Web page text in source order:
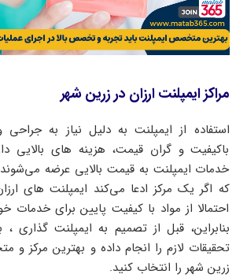
مراکز ایمپلنت ارزان در زرین شهر
استفاده از ایمپلنت به دلیل نیاز به جراحی
باکیفیت و گران قیمت، هزینه های بالایی
خدمات ایمپلنت به قیمت بالایی عرضه
که اگر یک مرکز ادعا می‌کند ایمپلنت های
احتمالا از مواد با کیفیت پایین برای خدمات
بنابراین، قبل از تصمیم به ایمپلنت گذاری
تحقیقات لازم را انجام داده و بهترین مرکز
زرین شهر را انتخاب کنید.